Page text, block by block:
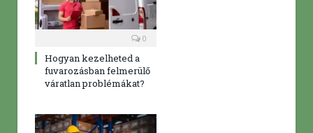
0
Hogyan kezelheted a
fuvarozásban felmerülő
váratlan problémákat?